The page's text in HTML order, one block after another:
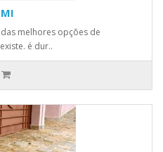
melhores opções de
é dur..